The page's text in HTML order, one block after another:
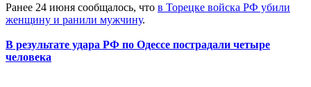
Ранее 24 июня сообщалось, что в Торецке войска РФ убили
женщину и ранили мужчину.
В результате удара РФ по Одессе пострадали четыре
человека